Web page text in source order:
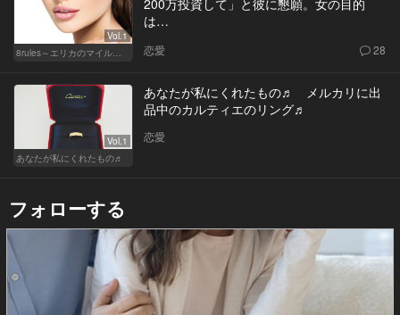
Vol.1
は…
恋愛 28
Vol.1
あなたが私にくれたもの♬
あなたが私にくれたもの♬ メルカリに出
品中のカルティエのリング♬
恋愛
フォローする